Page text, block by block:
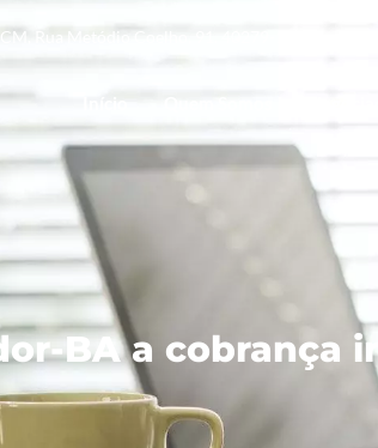
Rua Metódio Coelho, 91. 40279-120
BA a